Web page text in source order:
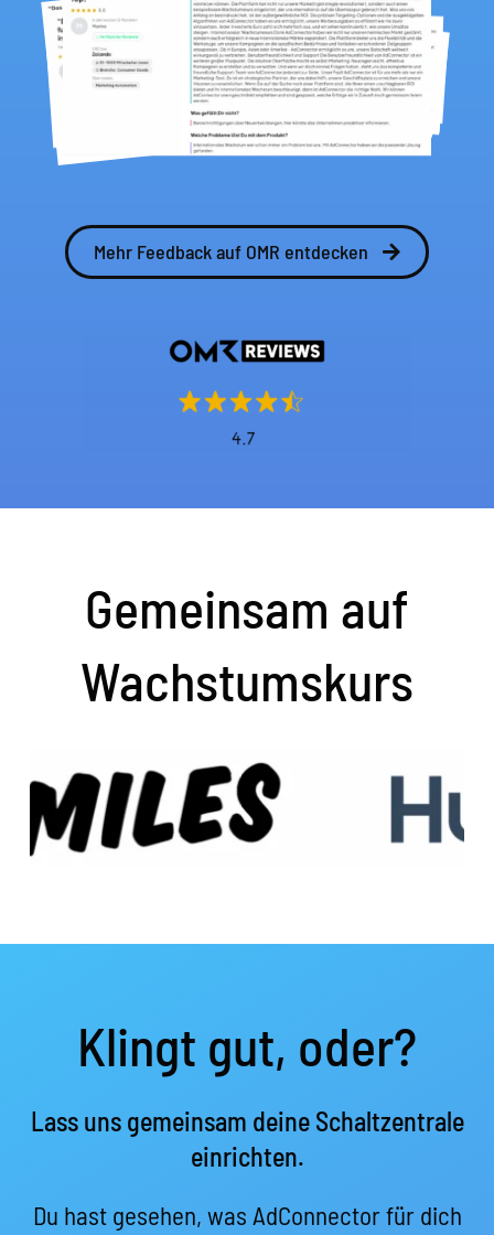
Mehr Feedback auf OMR entdecken
Gemeinsam auf
Wachstumskurs
Klingt gut, oder?
Lass uns gemeinsam deine Schaltzentrale
einrichten.
Du hast gesehen, was AdConnector für dich